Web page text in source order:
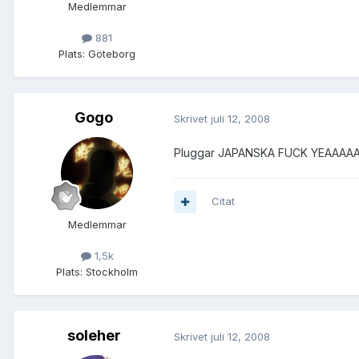
Medlemmar
881
Plats: Göteborg
Gogo
Medlemmar
1,5k
Plats: Stockholm
Skrivet juli 12, 2008
Pluggar JAPANSKA FUCK
Citat
soleher Skrivet juli 12, 2008